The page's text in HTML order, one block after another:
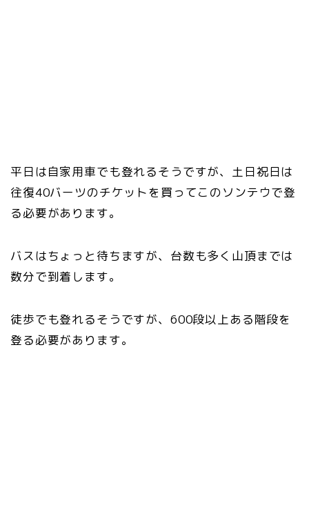
平日は自家用車でも登れるそうですが、土日祝日は
往復40バーツのチケットを買ってこのソンテウで登
る必要があります。
バスはちょっと待ちますが、台数も多く山頂までは
数分で到着します。
徒歩でも登れるそうですが、600段以上ある階段を
登る必要があります。